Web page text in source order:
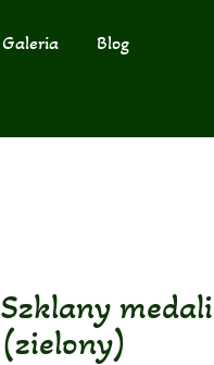
Galeria Blog
Szklany
(zielony)